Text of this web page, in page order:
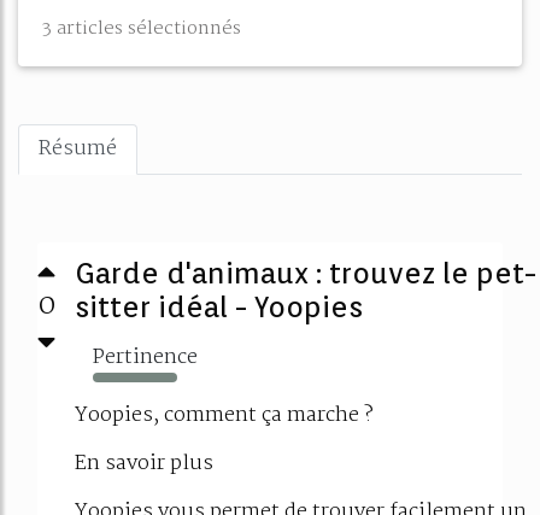
3 articles sélectionnés
Résumé
0
Garde d'animaux : trouvez le pet-
sitter idéal - Yoopies
Pertinence
1288%
Yoopies, comment ça marche ?
En savoir plus